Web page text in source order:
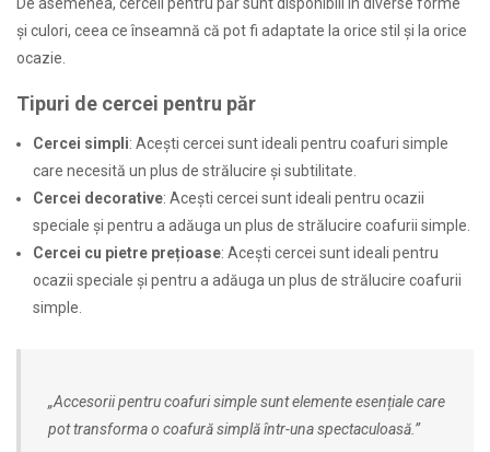
De asemenea, cerceii pentru păr sunt disponibili în diverse forme
și culori, ceea ce înseamnă că pot fi adaptate la orice stil și la orice
ocazie.
Tipuri de cercei pentru păr
Cercei simpli: Acești cercei sunt ideali pentru coafuri simple
care necesită un plus de strălucire și subtilitate.
Cercei decorative: Acești cercei sunt ideali pentru ocazii
speciale și pentru a adăuga un plus de strălucire coafurii simple.
Cercei cu pietre prețioase: Acești cercei sunt ideali pentru
ocazii speciale și pentru a adăuga un plus de strălucire coafurii
simple.
„Accesorii pentru coafuri simple sunt elemente esențiale care
pot transforma o coafură simplă într-una spectaculoasă.”